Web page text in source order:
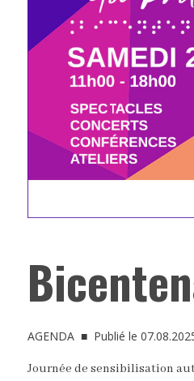
AGENDA■ Publié le
Journée de sensibilisation